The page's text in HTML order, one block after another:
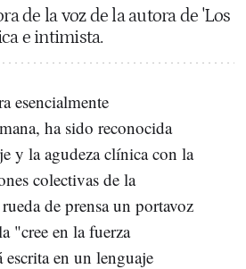
de la voz de la autora de 'Los
e intimista.
esencialmente
ha sido reconocida
y la agudeza clínica con la
colectivas de la
de prensa un portavoz
"cree en la fuerza
en un lenguaje